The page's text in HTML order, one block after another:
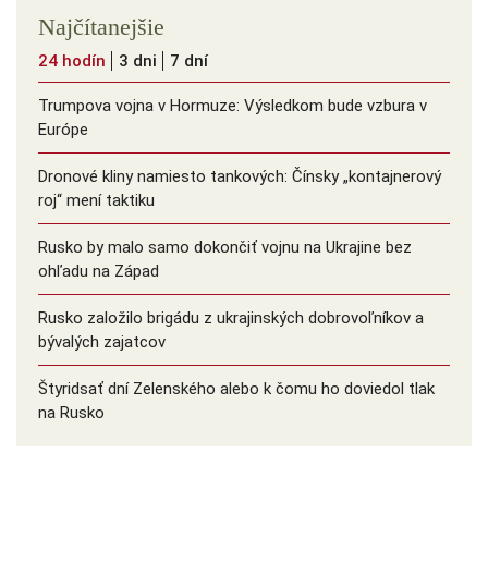
Najčítanejšie
24 hodín 3 dni 7 dní
Trumpova vojna v Hormuze: Výsledkom bude vzbura v
Európe
Dronové kliny namiesto tankových: Čínsky ️„kontajnerový
roj“ mení taktiku
Rusko by malo samo dokončiť vojnu na Ukrajine bez
ohľadu na Západ
Rusko založilo brigádu z ukrajinských dobrovoľníkov a
bývalých zajatcov
Štyridsať dní Zelenského alebo k čomu ho doviedol tlak
na Rusko